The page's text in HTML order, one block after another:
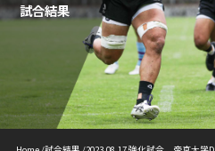
試合結果